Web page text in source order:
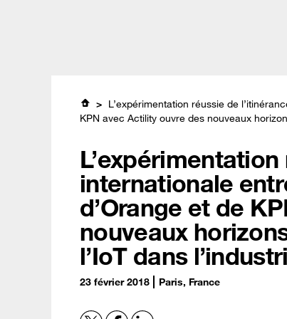
L’expérimentation réussie de
KPN avec Actility ouvre des nouveaux
internationale
d’Orange et de
nouveaux
l’IoT dans
23 février 2018 Paris, France